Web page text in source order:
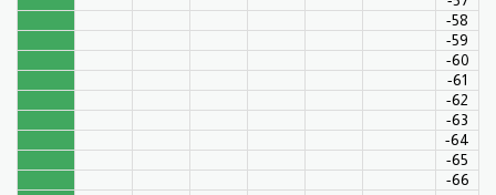
58-
59-
60-
61-
62-
63-
64-
65-
66-